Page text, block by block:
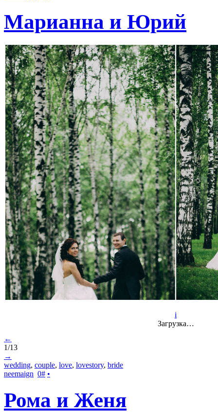
Марианна и Юрий
i
Загрузка…
←
1/13
→
wedding, couple, love, lovestory, bride
neemaign 0# •
Рома и Женя